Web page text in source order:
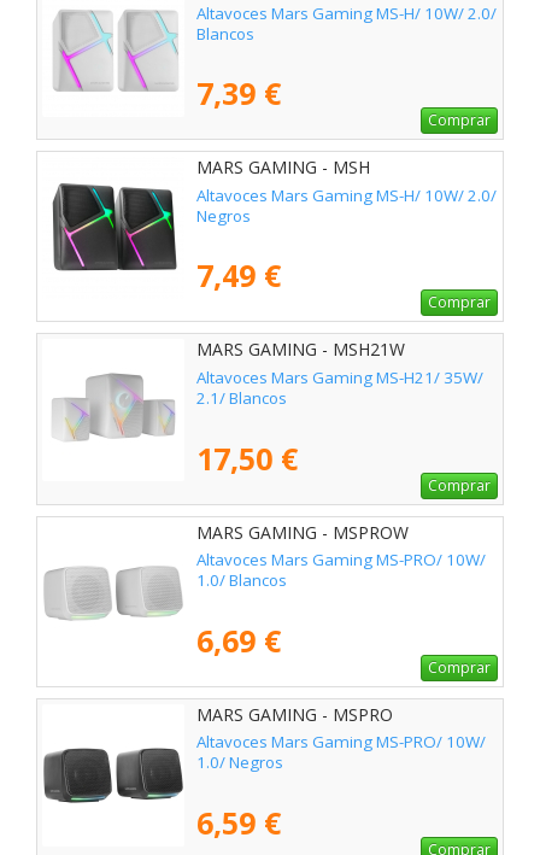
Altavoces Mars Gaming MS-H/ 10W/ 2.0/
Blancos
7,39 €
Comprar
MARS GAMING - MSH
Altavoces Mars Gaming MS-H/ 10W/ 2.0/
Negros
7,49 €
Comprar
MARS GAMING - MSH21W
Altavoces Mars Gaming MS-H21/ 35W/
2.1/ Blancos
17,50 €
Comprar
MARS GAMING - MSPROW
Altavoces Mars Gaming MS-PRO/ 10W/
1.0/ Blancos
6,69 €
Comprar
MARS GAMING - MSPRO
Altavoces Mars Gaming MS-PRO/ 10W/
1.0/ Negros
6,59 €
Comprar